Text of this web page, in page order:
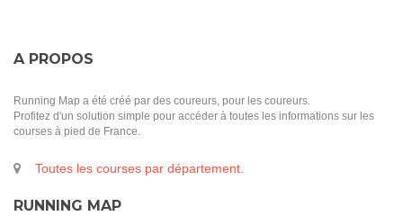
A PROPOS
Running Map a été créé par des coureurs, pour les coureurs.
Profitez d'un solution simple pour accéder à toutes les informations sur les
courses à pied de France.
Toutes les courses par département.
RUNNING MAP